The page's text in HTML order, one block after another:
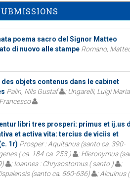
poema sacro del Signor Matteo
di nuovo alle stampe Romano,
des objets contenus dans le cabinet
Palin, Nils Gustaf ; Ungarelli, Luigi Maria
libri tres prosperi: primus et ij.us
et activa vita: tercius de viciis et
1r) Prosper : Aquitanus (santo ca. 390-
( ca. 184-ca. 253 )
; Hieronymus
; Ioannes : Chrysostomus ( santo )
;
(santo ca. 560-636)
; Alcuinus (